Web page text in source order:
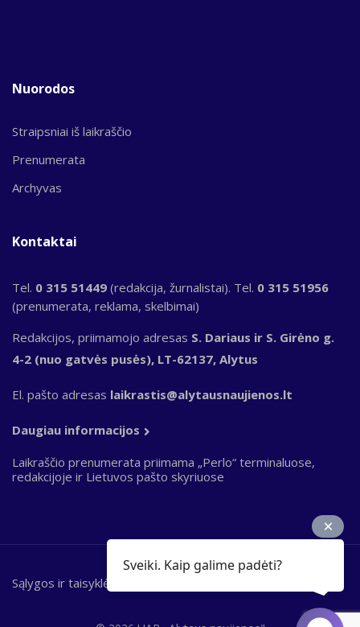
Nuorodos
Straipsniai iš laikraščio
Prenumerata
Archyvas
Kontaktai
Tel. 0 315 51449 (redakcija, žurnalistai). Tel. 0 315 51956
(prenumerata, reklama, skelbimai)
Redakcijos, priimamojo adresas S. Dariaus ir S. Girėno g.
4-2 (nuo gatvės pusės), LT-62137, Alytus
El. pašto adresas laikrastis@alytausnaujienos.lt
Daugiau informacijos
Laikraščio prenumerata priimama „Perlo“ terminaluose,
redakcijoje ir Lietuvos pašto skyriuose
Bottom
Sąlygos ir taisyklės
Sveiki. Kaip galime padėti?